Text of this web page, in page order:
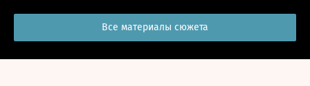
Все материалы сюжета